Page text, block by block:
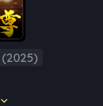
(2025)